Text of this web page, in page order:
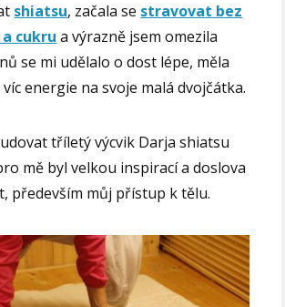
shiatsu, začala se stravovat bez
cukru a výrazně jsem omezila
se mi udělalo o dost lépe, měla
energie na svoje malá dvojčátka.
tříletý výcvik Darja shiatsu
mě byl velkou inspirací a doslova
především můj přístup k tělu.